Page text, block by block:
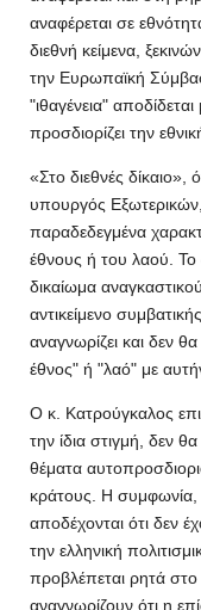
αναφέρεται σε
διεθνή κείμενα,
την Ευρωπαϊκή
"ιθαγένεια"
προσδιορίζει την
«Στο διεθνές
υπουργός
παραδεδεγμένα
έθνους ή του λαού. Το
δικαίωμα
αντικείμενο
αναγνωρίζει και δεν
έθνος" ή "λαό" με
Ο κ. Κατρούγκαλος
την ίδια στιγμή, δεν
θέματα
κράτους. Η συμφωνία,
αποδέχονται ότι δεν
την ελληνική
προβλέπεται ρητά
αναγνωρίζουν ότι η